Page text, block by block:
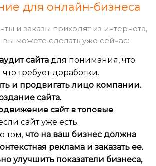
для онлайн-бизнеса
и заказы приходят из интернета,
вы можете сделать уже сейчас:
сайта для понимания, что
что требует доработки.
и продвигать лицо компании.
сайта.
сайт в топовые
сли сайт уже есть.
том, что на ваш бизнес должна
реклама и заказать ее.
улучшить показатели бизнеса,